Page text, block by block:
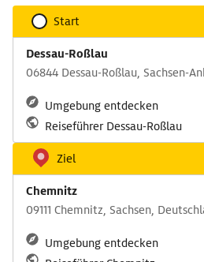
Start
Dessau-Roßlau
06844 Dessau-Roßlau, Sachsen-
Umgebung entdecken
Reiseführer Dessau-Roßlau
Ziel
Chemnitz
09111 Chemnitz, Sachsen,
Umgebung entdecken